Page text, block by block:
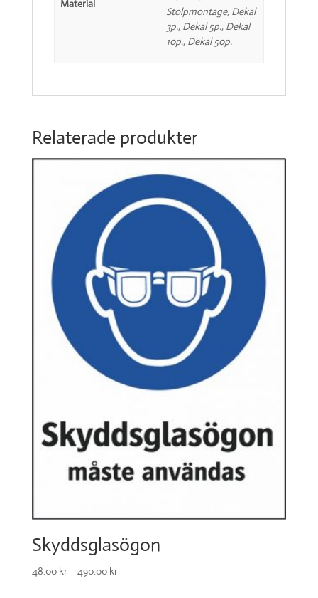
Material
Stolpmontage, Dekal
3p., Dekal 5p., Dekal
10p., Dekal 50p.
Relaterade produkter
Skyddsglasögon
48.00 kr– 490.00 kr